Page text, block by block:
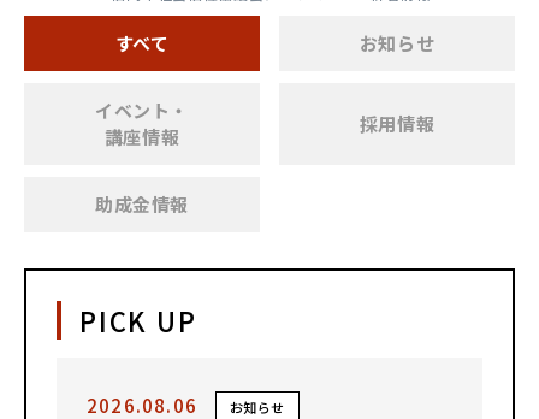
すべて お知らせ
イベント・
講座情報
採用情報
助成金情報
PICK UP
2026.08.06 お知らせ